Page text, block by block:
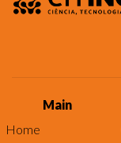
Main
Home